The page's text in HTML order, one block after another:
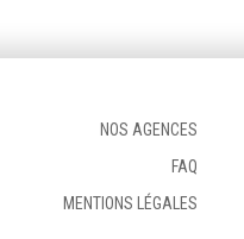
NOS AGENCES
FAQ
MENTIONS LÉGALES